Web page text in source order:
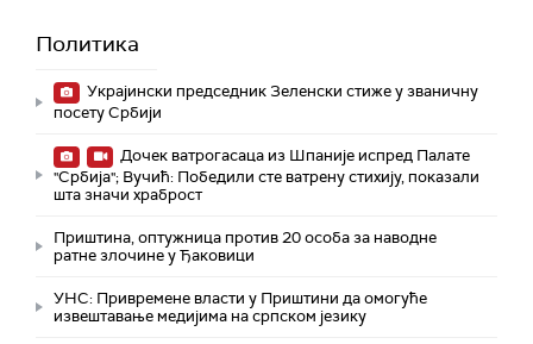
Политика
Украјински председник Зеленски стиже у званичну
посету Србији
Дочек ватрогасаца из Шпаније испред Палате
"Србија"; Вучић: Победили сте ватрену стихију, показали
шта значи храброст
Приштина, оптужница против 20 особа за наводне
ратне злочине у Ђаковици
УНС: Привремене власти у Приштини да омогуће
извештавање медијима на српском језику